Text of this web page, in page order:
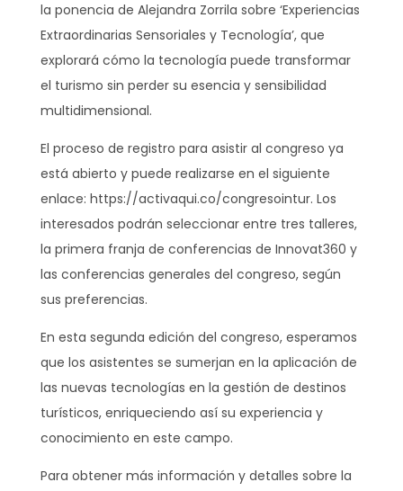
la ponencia de Alejandra Zorrila sobre ‘Experiencias
Extraordinarias Sensoriales y Tecnología’, que
explorará cómo la tecnología puede transformar
el turismo sin perder su esencia y sensibilidad
multidimensional.
El proceso de registro para asistir al congreso ya
está abierto y puede realizarse en el siguiente
enlace: https://activaqui.co/congresointur. Los
interesados podrán seleccionar entre tres talleres,
la primera franja de conferencias de Innovat360 y
las conferencias generales del congreso, según
sus preferencias.
En esta segunda edición del congreso, esperamos
que los asistentes se sumerjan en la aplicación de
las nuevas tecnologías en la gestión de destinos
turísticos, enriqueciendo así su experiencia y
conocimiento en este campo.
Para obtener más información y detalles sobre la